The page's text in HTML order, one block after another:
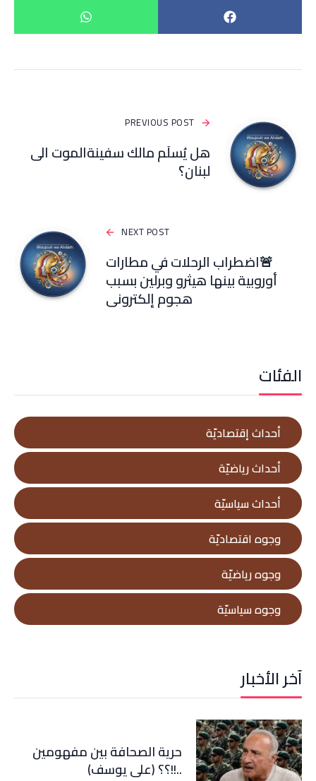
PREVIOUS POST
هل يُسلَم مالك سفينةالموت الى
لبنان؟
NEXT POST
🚨اضطراب الرحلات في مطارات
أوروبية بينها هيثرو وبرلين بسبب
هجوم إلكتروني
الفئات
أحداث إقتصاديّة
أحداث رياضيّة
أحداث سياسيّة
وجوه اقتصاديّة
وجوه رياضيّة
وجوه سياسيّة
آخر الأخبار
حرية الصحافة بين مفهومين
..!!؟؟ (علي يوسف)